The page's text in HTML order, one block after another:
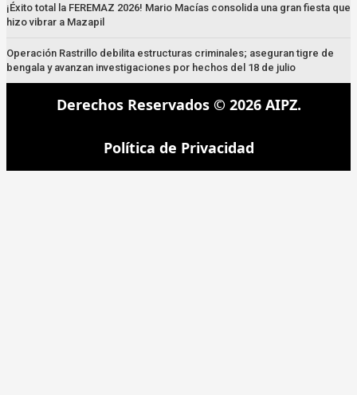
¡Éxito total la FEREMAZ 2026! Mario Macías consolida una gran fiesta que
hizo vibrar a Mazapil
Operación Rastrillo debilita estructuras criminales; aseguran tigre de
bengala y avanzan investigaciones por hechos del 18 de julio
Derechos Reservados © 2026 AIPZ.
Política de Privacidad